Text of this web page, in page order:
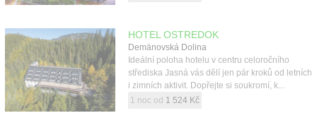
HOTEL OSTREDOK
Demänovská Dolina
Ideální poloha hotelu v centru celoročního
střediska Jasná vás dělí jen pár kroků od letních
i zimních aktivit. Dopřejte si soukromí, k...
1 noc od 1 524 Kč